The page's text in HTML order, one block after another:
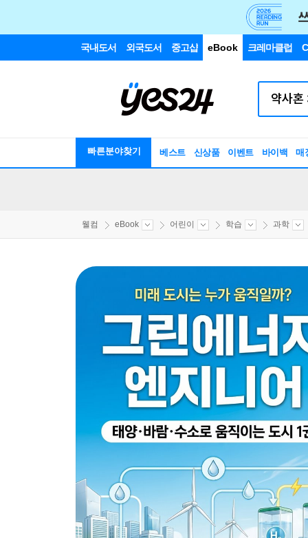
국내도서 외국도서 중고샵 eBook 크레마클럽
빠른분야찾기 베스트 신상품 이벤트 바이백 매
웰컴 eBook 어린이 학습 과학